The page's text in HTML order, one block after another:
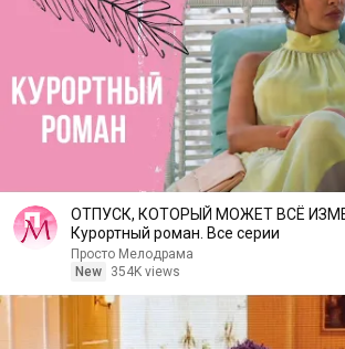
ОТПУСК, КОТОРЫЙ МОЖЕТ ВСЁ
Курортный роман. Все серии
Просто Мелодрама
New
354K views